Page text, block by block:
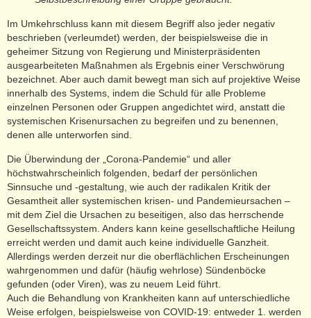
Im Umkehrschluss kann mit diesem Begriff also jeder negativ
beschrieben (verleumdet) werden, der beispielsweise die in
geheimer Sitzung von Regierung und Ministerpräsidenten
ausgearbeiteten Maßnahmen als Ergebnis einer Verschwörung
bezeichnet. Aber auch damit bewegt man sich auf projektive Weise
innerhalb des Systems, indem die Schuld für alle Probleme
einzelnen Personen oder Gruppen angedichtet wird, anstatt die
systemischen Krisenursachen zu begreifen und zu benennen,
denen alle unterworfen sind.
Die Überwindung der „Corona-Pandemie“ und aller
höchstwahrscheinlich folgenden, bedarf der persönlichen
Sinnsuche und -gestaltung, wie auch der radikalen Kritik der
Gesamtheit aller systemischen krisen- und Pandemieursachen –
mit dem Ziel die Ursachen zu beseitigen, also das herrschende
Gesellschaftssystem. Anders kann keine gesellschaftliche Heilung
erreicht werden und damit auch keine individuelle Ganzheit.
Allerdings werden derzeit nur die oberflächlichen Erscheinungen
wahrgenommen und dafür (häufig wehrlose) Sündenböcke
gefunden (oder Viren), was zu neuem Leid führt.
Auch die Behandlung von Krankheiten kann auf unterschiedliche
Weise erfolgen, beispielsweise von COVID-19: entweder 1. werden